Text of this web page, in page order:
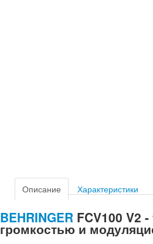
Описание Характеристики
BEHRINGER FCV100 V2
громкостью и